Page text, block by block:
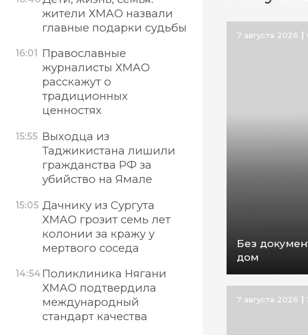
жители ХМАО назвали
главные подарки судьбы
16:01
Православные
журналисты ХМАО
расскажут о
традиционных
ценностях
15:55 Выходца из
Таджикистана лишили
гражданства РФ за
убийство на Ямале
15:05 Дачнику из Сургута
ХМАО грозит семь лет
колонии за кражу у
мертвого соседа
14:54 Поликлиника Нягани
ХМАО подтвердила
международный
стандарт качества
7 августа 2026
Без
дом
7 августа 2026